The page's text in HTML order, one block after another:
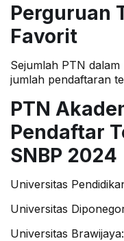
Perguruan
Favorit
Sejumlah PTN dalam
jumlah pendaftaran
PTN
Pendaftar
SNBP 2024
Universitas
Universitas
Universitas